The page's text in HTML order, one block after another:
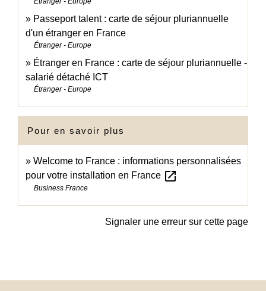
Passeport talent : carte de séjour pluriannuelle
d'un étranger en France
Étranger - Europe
Étranger en France : carte de séjour pluriannuelle -
salarié détaché ICT
Étranger - Europe
Pour en savoir plus
Welcome to France : informations personnalisées
pour votre installation en France open_in_new
Business France
Signaler une erreur sur cette page